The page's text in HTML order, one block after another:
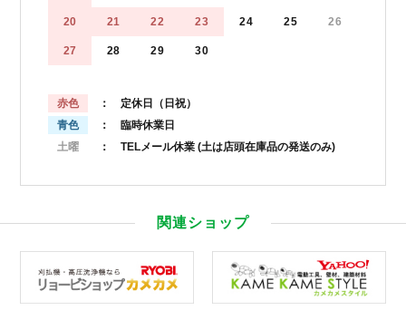
20 21 22 23 24 25 26
27 28 29 30
赤色
： 定休日（日祝）
青色
： 臨時休業日
土曜
： TELメール休業 (土は店頭在庫品の発送のみ)
関連ショップ